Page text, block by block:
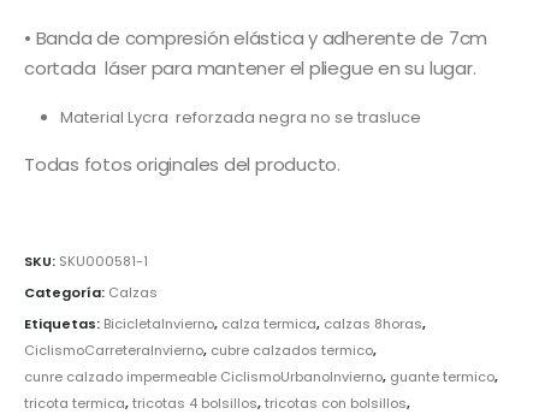
• Banda de compresión elástica y adherente de 7cm
cortada láser para mantener el pliegue en su lugar.
Material Lycra reforzada negra no se trasluce
Todas fotos originales del producto.
SKU: SKU000581-1
Categoría: Calzas
Etiquetas: BicicletaInvierno, calza termica, calzas 8horas,
CiclismoCarreteraInvierno, cubre calzados termico,
cunre calzado impermeable CiclismoUrbanoInvierno, guante termico,
tricota termica,tricotas 4 bolsillos,tricotas con bolsillos,